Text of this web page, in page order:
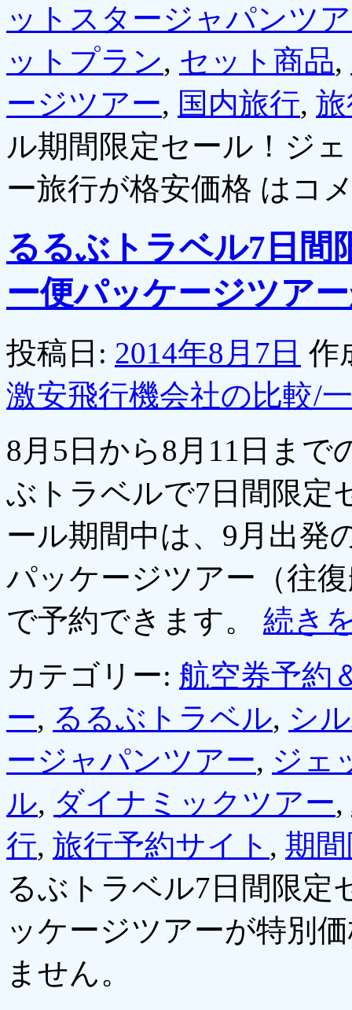
ットスタージャパンツ
ットプラン, セット商品,
ージツアー, 国内旅行,
ル期間限定セール！ジ
ー旅行が格安価格 は コ
るるぶトラベル7日間
ー便パッケージツア
投稿日: 2014年8月7日 作
激安飛行機会社の比較/
8月5日から8月11日ま
ぶトラベルで7日間限定
ール期間中は、9月出発
パッケージツアー（往
で予約できます。 続き
カテゴリー: 航空券予約
ー, るるぶトラベル, シ
ージャパンツアー, ジェ
ル, ダイナミックツアー,
行, 旅行予約サイト , 期
るぶトラベル7日間限定
ッケージツアーが特別
ません。